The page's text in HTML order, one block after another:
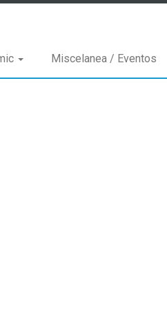
Miscelanea / Eventos